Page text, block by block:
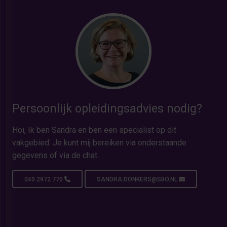
Persoonlijk opleidingsadvies nodig?
Hoi, Ik ben Sandra en ben een specialist op dit
vakgebied. Je kunt mij bereiken via onderstaande
gegevens of via de chat.
040 2972 770 SANDRA.DONKERS@SBO.NL